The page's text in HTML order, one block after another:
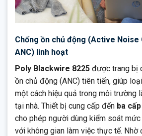
Chống ồn chủ động (Active Noise
ANC) linh hoạt
Poly Blackwire 8225 được trang bị
ồn chủ động (ANC) tiên tiến, giúp
một cách hiệu quả trong môi trường
tại nhà. Thiết bị cung cấp đến ba
cho phép người dùng kiểm soát
với không gian làm việc thực tế. Nhờ